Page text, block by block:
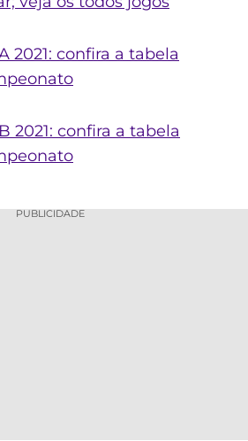
2021: confira a tabela
2021: confira a tabela
PUBLICIDADE